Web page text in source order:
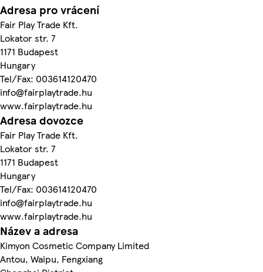
Adresa pro vrácení
Fair Play Trade Kft.
Lokator str. 7
1171 Budapest
Hungary
Tel/Fax: 003614120470
info@fairplaytrade.hu
www.fairplaytrade.hu
Adresa dovozce
Fair Play Trade Kft.
Lokator str. 7
1171 Budapest
Hungary
Tel/Fax: 003614120470
info@fairplaytrade.hu
www.fairplaytrade.hu
Název a adresa
Kimyon Cosmetic Company Limited
Antou, Waipu, Fengxiang